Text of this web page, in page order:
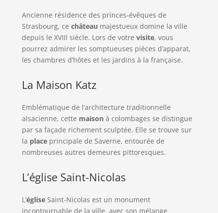
Ancienne résidence des princes-évêques de
Strasbourg, ce château majestueux domine la ville
depuis le XVIII siècle. Lors de votre visite, vous
pourrez admirer les somptueuses pièces d’apparat,
les chambres d’hôtes et les jardins à la française.
La Maison Katz
Emblématique de l’architecture traditionnelle
alsacienne, cette maison à colombages se distingue
par sa façade richement sculptée. Elle se trouve sur
la placeprincipale de Saverne, entourée de
nombreuses autres demeures pittoresques.
L’église Saint-Nicolas
L’égliseSaint-Nicolas est un monument
incontournable de la ville, avec son mélange